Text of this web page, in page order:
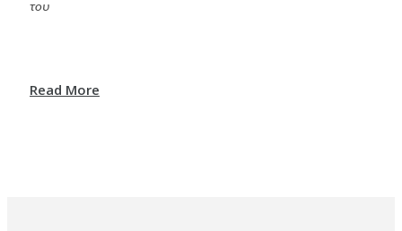
του
Read More